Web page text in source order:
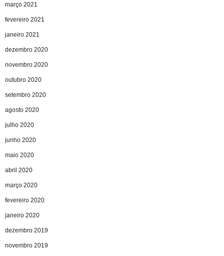
março 2021
fevereiro 2021
janeiro 2021
dezembro 2020
novembro 2020
outubro 2020
setembro 2020
agosto 2020
julho 2020
junho 2020
maio 2020
abril 2020
março 2020
fevereiro 2020
janeiro 2020
dezembro 2019
novembro 2019